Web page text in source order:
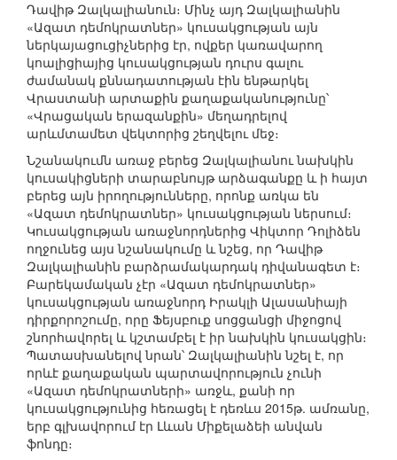
Դավիթ Զալկալիանուն։ Մինչ այդ Զալկալիանին
«Ազատ դեմոկրատներ» կուսակցության այն
ներկայացուցիչներից էր, ովքեր կառավարող
կոալիցիայից կուսակցության դուրս գալու
ժամանակ քննադատության էին ենթարկել
Վրաստանի արտաքին քաղաքականությունը՝
«Վրացական երազանքին» մեղադրելով
արևմտամետ վեկտորից շեղվելու մեջ։
Նշանակումն առաջ բերեց Զալկալիանու նախկին
կուսակիցների տարաբնույթ արձագանքը և ի հայտ
բերեց այն իրողությունները, որոնք առկա են
«Ազատ դեմոկրատներ» կուսակցության ներսում։
Կուսակցության առաջնորդներից Վիկտոր Դոլիձեն
ողջունեց այս նշանակումը և նշեց, որ Դավիթ
Զալկալիանին բարձրամակարդակ դիվանագետ է։
Բարեկամական չէր «Ազատ դեմոկրատներ»
կուսակցության առաջնորդ Իրակլի Ալասանիայի
դիրքորոշումը, որը Ֆեյսբուք սոցցանցի միջոցով
շնորհավորել և կշտամբել է իր նախկին կուսակցին։
Պատասխանելով նրան՝ Զալկալիանին նշել է, որ
որևէ քաղաքական պարտավորություն չունի
«Ազատ դեմոկրատների» առջև, քանի որ
կուսակցությունից հեռացել է դեռևս 2015թ. ամռանը,
երբ գլխավորում էր Լևան Միքելաձեի անվան
ֆոնդը։